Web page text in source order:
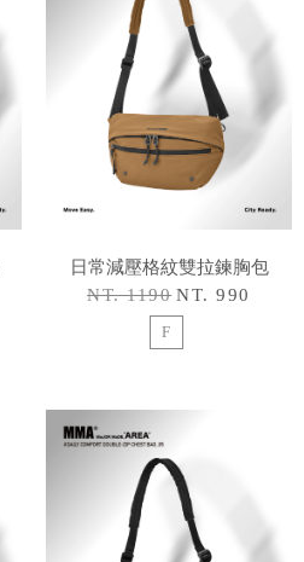
日常減壓格紋雙拉鍊胸包
NT. 1190 NT. 990
F